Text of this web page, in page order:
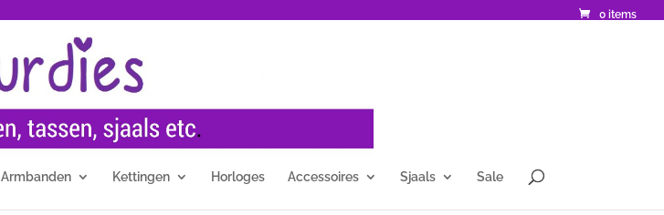
0 items
Armbanden Kettingen Horloges Accessoires Sjaals Sale